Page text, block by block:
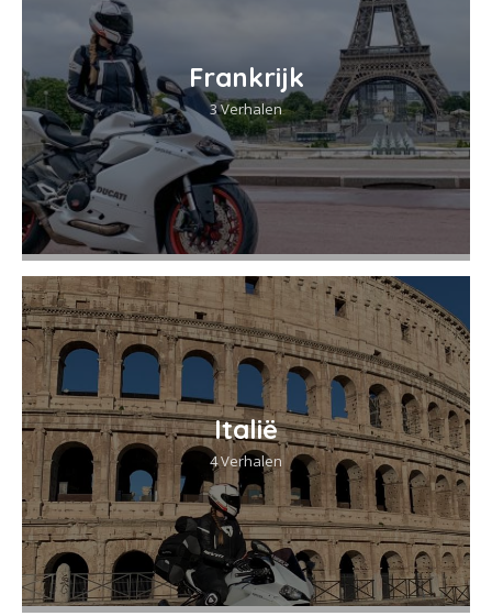
Frankrijk
3 Verhalen
Italië
4 Verhalen